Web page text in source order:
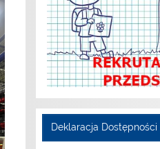
Deklaracja Dostępności